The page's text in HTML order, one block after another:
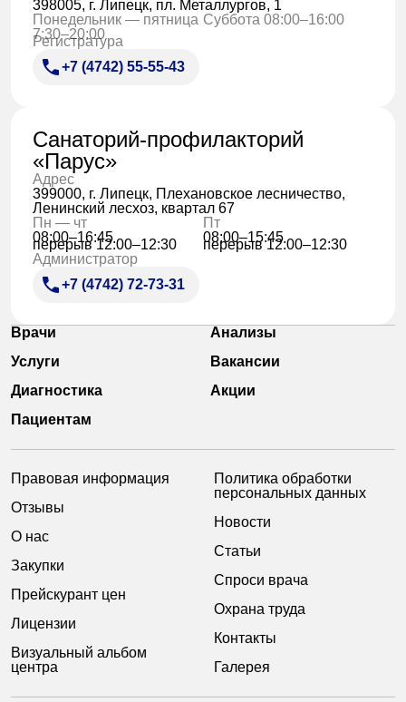
398005, г. Липецк, пл. Металлургов, 1
Понедельник — пятница
7:30–20:00
Суббота 08:00–16:00
Регистратура
+7 (4742) 55-55-43
Санаторий-профилакторий
«Парус»
Адрес
399000, г. Липецк, Плехановское лесничество,
Ленинский лесхоз, квартал 67
Пн — чт
08:00–16:45
перерыв 12:00–12:30
Пт
08:00–15:45
перерыв 12:00–12:30
Администратор
+7 (4742) 72-73-31
Врачи
Анализы
Услуги
Вакансии
Диагностика
Акции
Пациентам
Правовая информация
Отзывы
О нас
Закупки
Прейскурант цен
Лицензии
Визуальный альбом
центра
Политика обработки
персональных данных
Новости
Статьи
Спроси врача
Охрана труда
Контакты
Галерея